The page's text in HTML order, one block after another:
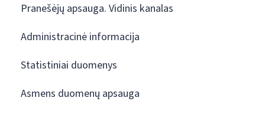
Pranešėjų apsauga. Vidinis kanalas
Administracinė informacija
Statistiniai duomenys
Asmens duomenų apsauga